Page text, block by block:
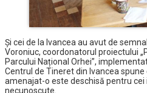
Și cei de la Ivancea au avut de
Voroniuc, coordonatorul proiectului
Parcului Național Orhei”,
Centrul de Tineret din Ivancea
amenajat-o este deschisă pentru
necunoscute.